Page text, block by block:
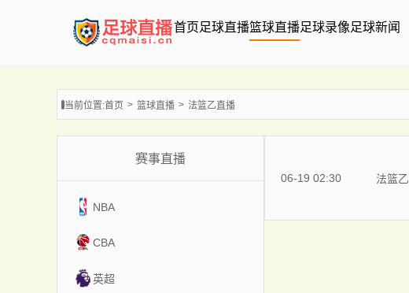
首页足球直播篮球直播足球录像足球新闻
当前位置:首页 篮球直播 法篮乙直播
赛事直播
NBA
CBA
英超
06-19 02:30 法篮乙